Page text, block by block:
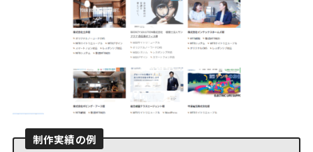
制作実績の例